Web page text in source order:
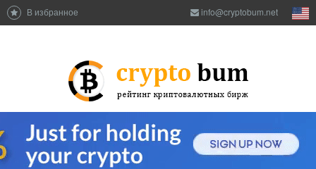
В избранное info@cryptobum.net